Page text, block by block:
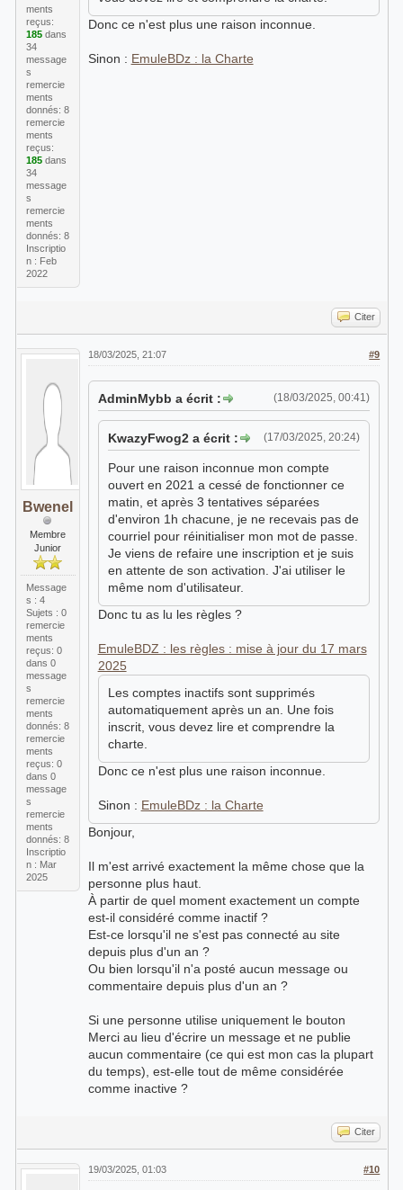
ments
reçus:
185dans
34
message
s
remercie
ments
donnés: 8
remercie
ments
reçus:
185dans
34
message
s
remercie
ments
donnés: 8
Inscriptio
n : Feb
2022
Donc ce n'est plus une raison inconnue.
Sinon : EmuleBDz : la Charte
Citer
Bwenel
Membre
Junior
Message
s : 4
Sujets : 0
remercie
ments
reçus: 0
dans 0
message
s
remercie
ments
donnés: 8
remercie
ments
reçus: 0
dans 0
message
s
remercie
ments
donnés: 8
Inscriptio
n : Mar
2025
#9
18/03/2025, 21:07
(18/03/2025, 00:41)
AdminMybb a écrit :
(17/03/2025, 20:24)
KwazyFwog2 a écrit :
Pour une raison inconnue mon compte
ouvert en 2021 a cessé de fonctionner ce
matin, et après 3 tentatives séparées
d'environ 1h chacune, je ne recevais pas de
courriel pour réinitialiser mon mot de passe.
Je viens de refaire une inscription et je suis
en attente de son activation. J'ai utiliser le
même nom d'utilisateur.
Donc tu as lu les règles ?
EmuleBDZ : les règles : mise à jour du 17 mars
2025
Les comptes inactifs sont supprimés
automatiquement après un an. Une fois
inscrit, vous devez lire et comprendre la
charte.
Donc ce n'est plus une raison inconnue.
Sinon : EmuleBDz : la Charte
Bonjour,
Il m'est arrivé exactement la même chose que la
personne plus haut.
À partir de quel moment exactement un compte
est-il considéré comme inactif ?
Est-ce lorsqu'il ne s'est pas connecté au site
depuis plus d'un an ?
Ou bien lorsqu'il n'a posté aucun message ou
commentaire depuis plus d'un an ?
Si une personne utilise uniquement le bouton
Merci au lieu d'écrire un message et ne publie
aucun commentaire (ce qui est mon cas la plupart
du temps), est-elle tout de même considérée
comme inactive ?
Citer
#10
19/03/2025, 01:03